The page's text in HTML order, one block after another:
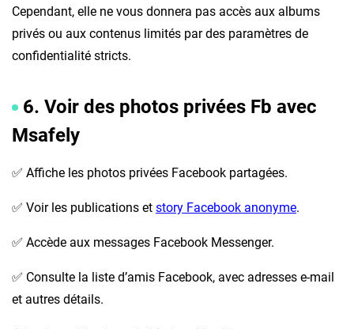
Cependant, elle ne vous donnera pas accès aux albums
privés ou aux contenus limités par des paramètres de
confidentialité stricts.
6. Voir des photos privées Fb avec
Msafely
✅ Affiche les photos privées Facebook partagées.
✅ Voir les publications et story Facebook anonyme.
✅ Accède aux messages Facebook Messenger.
✅ Consulte la liste d’amis Facebook, avec adresses e-mail
et autres détails.